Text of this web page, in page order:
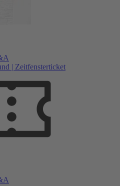
| Zeitfensterticket